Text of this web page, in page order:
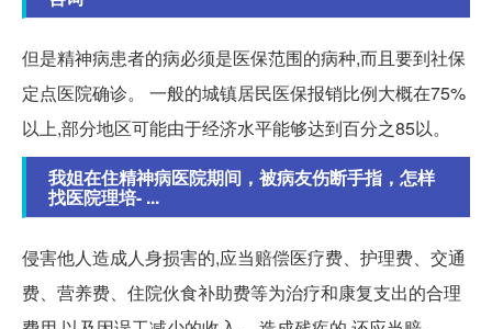
但是精神病患者的病必须是医保范围的病种,而且要到社保
定点医院确诊。 一般的城镇居民医保报销比例大概在75%
以上,部分地区可能由于经济水平能够达到百分之85以。
我姐在住精神病医院期间，被病友伤断手指，怎样
找医院理培- ...
侵害他人造成人身损害的,应当赔偿医疗费、护理费、交通
费、营养费、住院伙食补助费等为治疗和康复支出的合理